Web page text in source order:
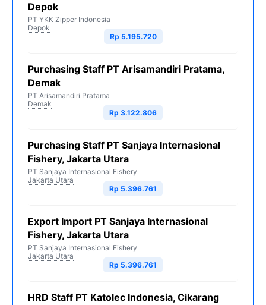
Depok
PT YKK Zipper Indonesia
Depok
Rp 5.195.720
Purchasing Staff PT Arisamandiri Pratama,
Demak
PT Arisamandiri Pratama
Demak
Rp 3.122.806
Purchasing Staff PT Sanjaya Internasional
Fishery, Jakarta Utara
PT Sanjaya Internasional Fishery
Jakarta Utara
Rp 5.396.761
Export Import PT Sanjaya Internasional
Fishery, Jakarta Utara
PT Sanjaya Internasional Fishery
Jakarta Utara
Rp 5.396.761
HRD Staff PT Katolec Indonesia, Cikarang